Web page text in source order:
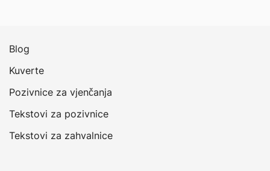
Blog
Kuverte
Pozivnice za vjenčanja
Tekstovi za pozivnice
Tekstovi za zahvalnice